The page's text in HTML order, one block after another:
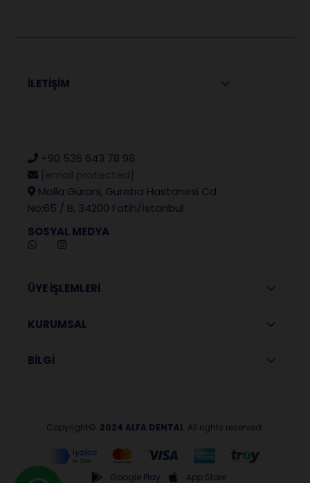
İLETİŞİM
+90 536 643 78 98
Molla Gürani, Gureba Hastanesi Cd
No:65 / B, 34200 Fatih/İstanbul
SOSYAL MEDYA
ÜYE İŞLEMLERİ
KURUMSAL
BİLGİ
Copyright© 2024 ALFA DENTAL All rights reserved.
Google Play App Store